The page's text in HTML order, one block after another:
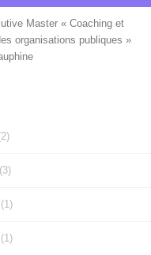
Master « Coaching et
organisations publiques »
(1)
(1)